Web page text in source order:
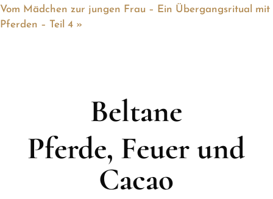
Vom Mädchen zur jungen Frau – Ein Übergangsritual mit
Pferden – Teil 4 »
Beltane
Pferde, Feuer und
Cacao